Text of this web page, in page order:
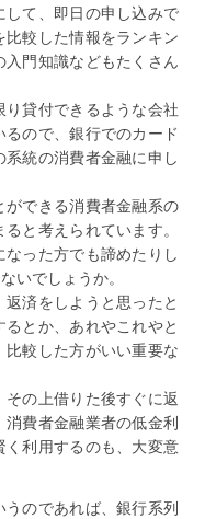
て、即日の申し込みで
較した情報をランキン
門知識などもたくさん
貸付できるような会社
ので、銀行でのカード
統の消費者金融に申し
できる消費者金融系の
と考えられています。
った方でも諦めたりし
いでしょうか。
済をしようと思ったと
とか、あれやこれやと
較した方がいい重要な
の上借りた後すぐに返
費者金融業者の低金利
く利用するのも、大変意
のであれば、銀行系列